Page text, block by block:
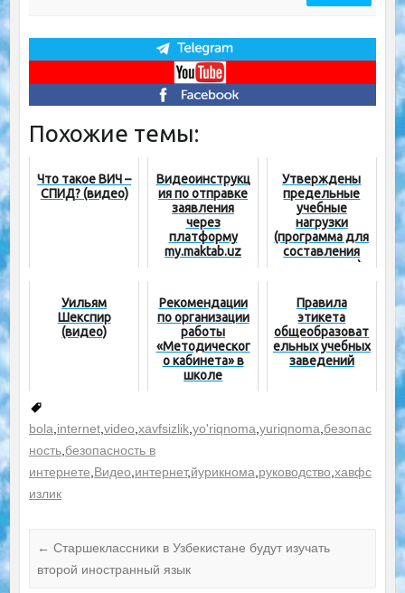
Похожие темы:
Что такое ВИЧ –
СПИД? (видео)
Видеоинструкц
ия по отправке
заявления
через
платформу
my.maktab.uz
Утверждены
предельные
учебные
нагрузки
(программа для
составления
педнагрузки)
Уильям
Шекспир
(видео)
Рекомендации
по организации
работы
«Методическог
о кабинета» в
школе
Правила
этикета
общеобразоват
ельных учебных
заведений
bola,internet,video,xavfsizlik,yo'riqnoma,yuriqnoma,безопас
ность,безопасность в
интернете,Видео,интернет,йурикнома,руководство,хавфс
излик
← Старшеклассники в Узбекистане будут изучать
второй иностранный язык